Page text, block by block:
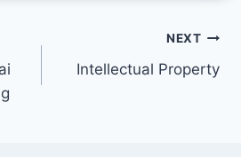
NEXT
Intellectual Property